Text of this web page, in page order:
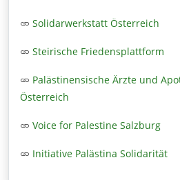
Solidarwerkstatt Österreich
Steirische Friedensplattform
Palästinensische Ärzte und
Österreich
Voice for Palestine Salzburg
Initiative Palästina Solidarität